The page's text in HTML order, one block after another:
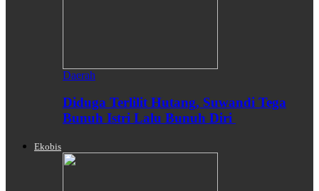
Daerah
Diduga Terlilit Hutang, Suwandi Tega
Bunuh Istri Lalu Bunuh Diri
Ekobis